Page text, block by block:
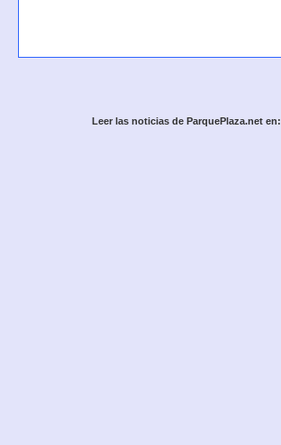
Leer las noticias de ParquePlaza.net en: